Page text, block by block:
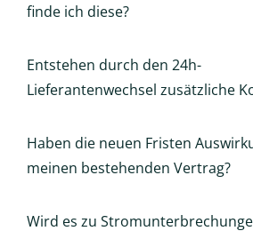
finde ich diese?
Entstehen durch den 24h-
Lieferantenwechsel zusätzliche
Haben die neuen Fristen
meinen bestehenden Vertrag?
Wird es zu